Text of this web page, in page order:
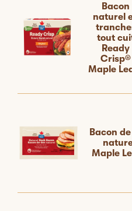
Bacon
naturel
tout
Ready
Crisp®
Maple
Bacon
Maple